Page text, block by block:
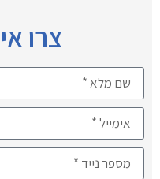
צרו